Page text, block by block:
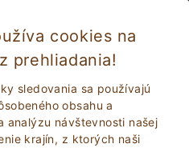
cookies na
prehliadania!
sledovania sa používajú
obsahu a
analýzu návštevnosti našej
krajín, z ktorých naši
22Počet lôžok
Veľmi dobré
8.2